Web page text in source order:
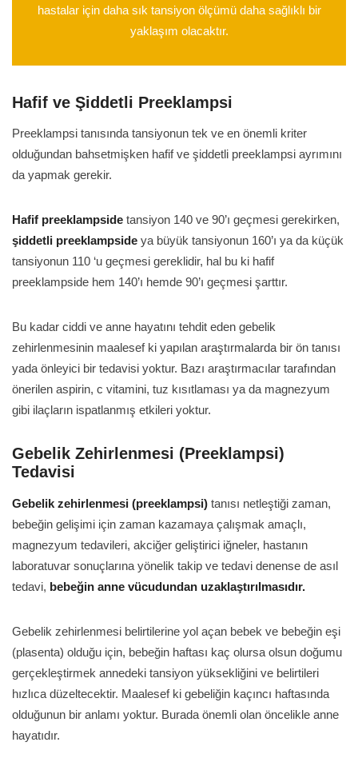
hastalar için daha sık tansiyon ölçümü daha sağlıklı bir
yaklaşım olacaktır.
Hafif ve Şiddetli Preeklampsi
Preeklampsi tanısında tansiyonun tek ve en önemli kriter
olduğundan bahsetmişken hafif ve şiddetli preeklampsi ayrımını
da yapmak gerekir.
Hafif preeklampside tansiyon 140 ve 90’ı geçmesi gerekirken,
şiddetli preeklampside ya büyük tansiyonun 160’ı ya da küçük
tansiyonun 110 ‘u geçmesi gereklidir, hal bu ki hafif
preeklampside hem 140’ı hemde 90’ı geçmesi şarttır.
Bu kadar ciddi ve anne hayatını tehdit eden gebelik
zehirlenmesinin maalesef ki yapılan araştırmalarda bir ön tanısı
yada önleyici bir tedavisi yoktur. Bazı araştırmacılar tarafından
önerilen aspirin, c vitamini, tuz kısıtlaması ya da magnezyum
gibi ilaçların ispatlanmış etkileri yoktur.
Gebelik Zehirlenmesi (Preeklampsi)
Tedavisi
Gebelik zehirlenmesi (preeklampsi) tanısı netleştiği zaman,
bebeğin gelişimi için zaman kazamaya çalışmak amaçlı,
magnezyum tedavileri, akciğer geliştirici iğneler, hastanın
laboratuvar sonuçlarına yönelik takip ve tedavi denense de asıl
tedavi, bebeğin anne vücudundan uzaklaştırılmasıdır.
Gebelik zehirlenmesi belirtilerine yol açan bebek ve bebeğin eşi
(plasenta) olduğu için, bebeğin haftası kaç olursa olsun doğumu
gerçekleştirmek annedeki tansiyon yüksekliğini ve belirtileri
hızlıca düzeltecektir. Maalesef ki gebeliğin kaçıncı haftasında
olduğunun bir anlamı yoktur. Burada önemli olan öncelikle anne
hayatıdır.